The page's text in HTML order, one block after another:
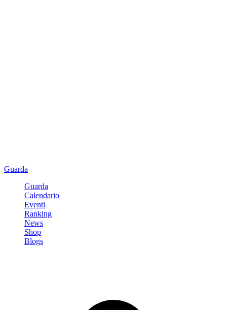
Guarda
Guarda
Calendario
Eventi
Ranking
News
Shop
Blogs